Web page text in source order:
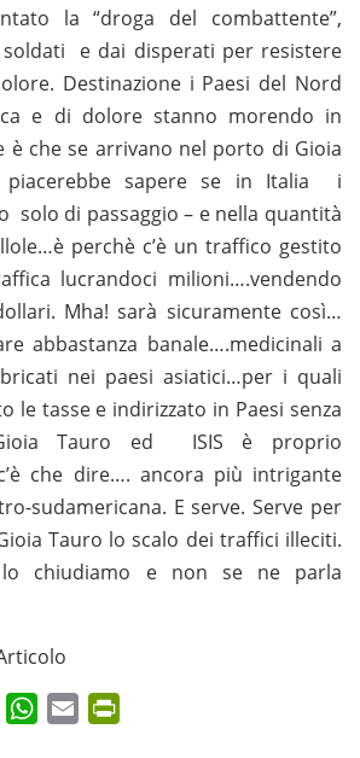
la “droga del combattente”,
e dai disperati per resistere
Destinazione i Paesi del Nord
e di dolore stanno morendo in
è che se arrivano nel porto di Gioia
sapere se in Italia i
solo di passaggio – e nella quantità
perchè c’è un traffico gestito
lucrandoci milioni….vendendo
Mha! sarà sicuramente così…
abbastanza banale….medicinali a
nei paesi asiatici…per i quali
le tasse e indirizzato in Paesi senza
Tauro ed ISIS è proprio
che dire…. ancora più intrigante
sudamericana. E serve. Serve per
Tauro lo scalo dei traffici illeciti.
lo chiudiamo e non se ne parla
TelegramWhatsApp
Email